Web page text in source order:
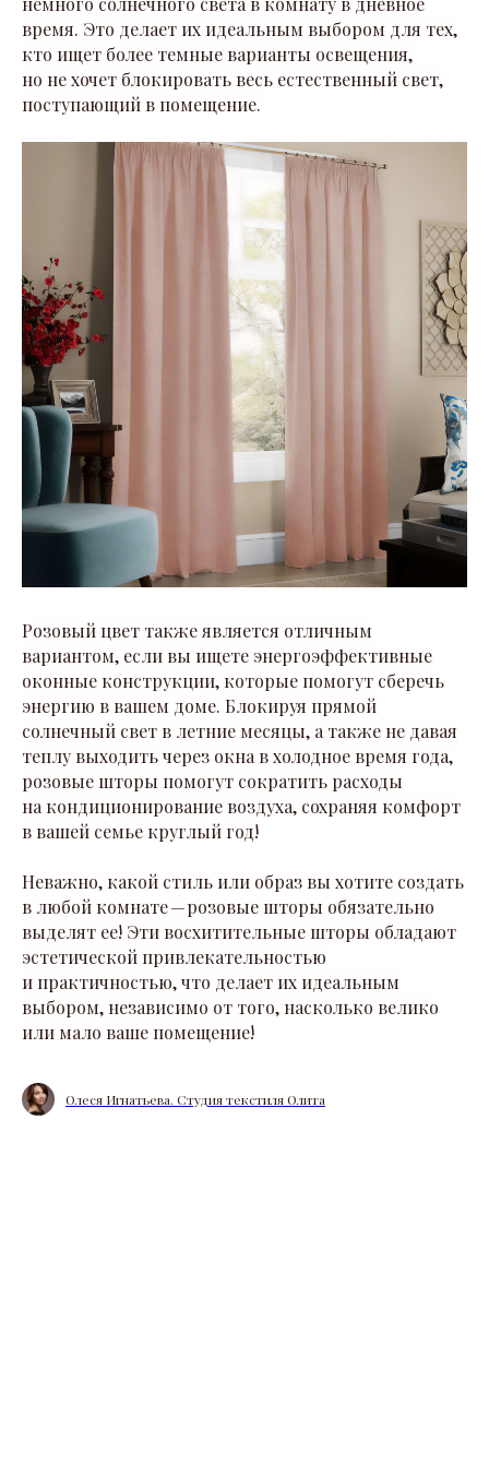
время. Это делает их идеальным выбором для тех,
кто ищет более темные варианты освещения,
но не хочет блокировать весь естественный свет,
поступающий в помещение.
Розовый цвет также является отличным
вариантом, если вы ищете энергоэффективные
оконные конструкции, которые помогут сберечь
энергию в вашем доме. Блокируя прямой
солнечный свет в летние месяцы, а также не давая
теплу выходить через окна в холодное время года,
розовые шторы помогут сократить расходы
на кондиционирование воздуха, сохраняя комфорт
в вашей семье круглый год!
Неважно, какой стиль или образ вы хотите создать
в любой комнате — розовые шторы обязательно
выделят ее! Эти восхитительные шторы обладают
эстетической привлекательностью
и практичностью, что делает их идеальным
выбором, независимо от того, насколько велико
или мало ваше помещение!
Олеся Игнатьева. Студия текстиля Олита